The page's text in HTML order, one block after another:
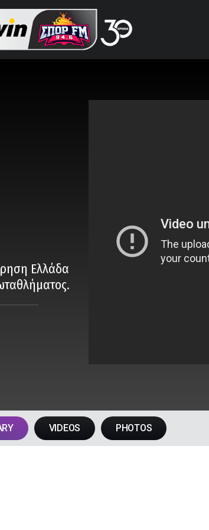
Ελλάδα
VIDEOS PHOTOS